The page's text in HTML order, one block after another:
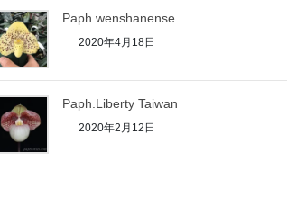
Paph.wenshanense
2020年4月18日
Paph.Liberty Taiwan
2020年2月12日